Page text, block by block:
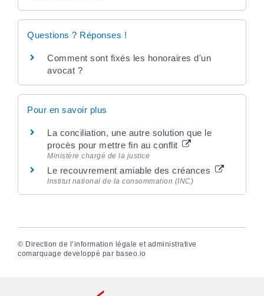
Questions ? Réponses !
Comment sont fixés les honoraires d'un
avocat ?
Pour en savoir plus
La conciliation, une autre solution que le
procès pour mettre fin au conflit
Ministère chargé de la justice
Le recouvrement amiable des créances
Institut national de la consommation (INC)
© Direction de l’information légale et administrative
comarquage developpé par baseo.io